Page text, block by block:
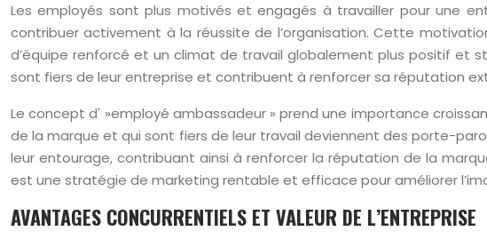
Les employés sont plus motivés et engagés à travailler pour une
contribuer activement à la réussite de l’organisation. Cette
d’équipe renforcé et un climat de travail globalement plus positif et
sont fiers de leur entreprise et contribuent à renforcer sa réputation
Le concept d' »employé ambassadeur » prend une importance
de la marque et qui sont fiers de leur travail deviennent des porte-
leur entourage, contribuant ainsi à renforcer la réputation de la
est une stratégie de marketing rentable et efficace pour améliorer
AVANTAGES CONCURRENTIELS ET VALEUR DE L’ENTREPRISE